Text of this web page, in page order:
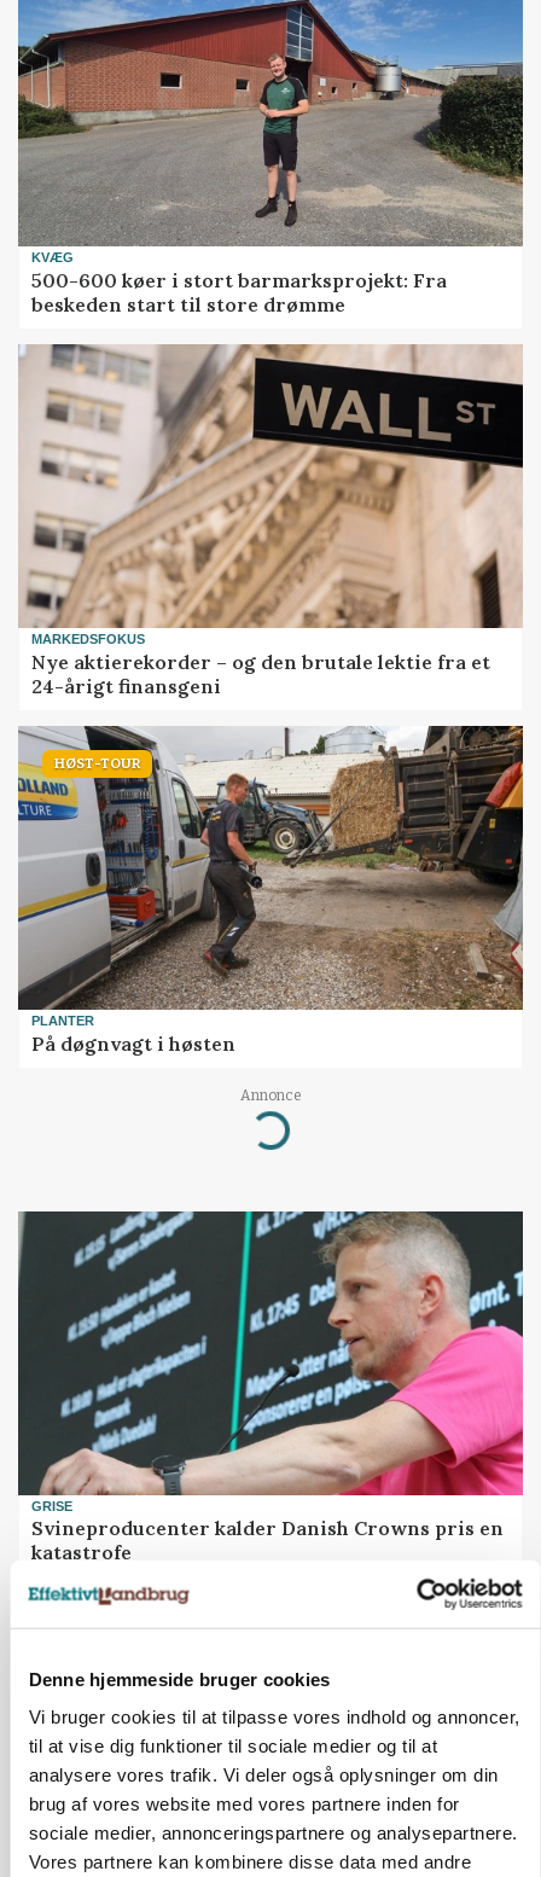
Denne hjemmeside bruger cookies
Vi bruger cookies til at tilpasse vores indhold og annoncer,
til at vise dig funktioner til sociale medier og til at
analysere vores trafik. Vi deler også oplysninger om din
brug af vores website med vores partnere inden for
sociale medier, annonceringspartnere og analysepartnere.
Vores partnere kan kombinere disse data med andre
KVÆG
500-600 køer i stort barmarksprojekt: Fra
beskeden start til store drømme
MARKEDSFOKUS
Nye aktierekorder – og den brutale lektie fra et
24-årigt finansgeni
HØST-TOUR
PLANTER
På døgnvagt i høsten
Annonce
Loading...
GRISE
Svineproducenter kalder Danish Crowns pris en
katastrofe